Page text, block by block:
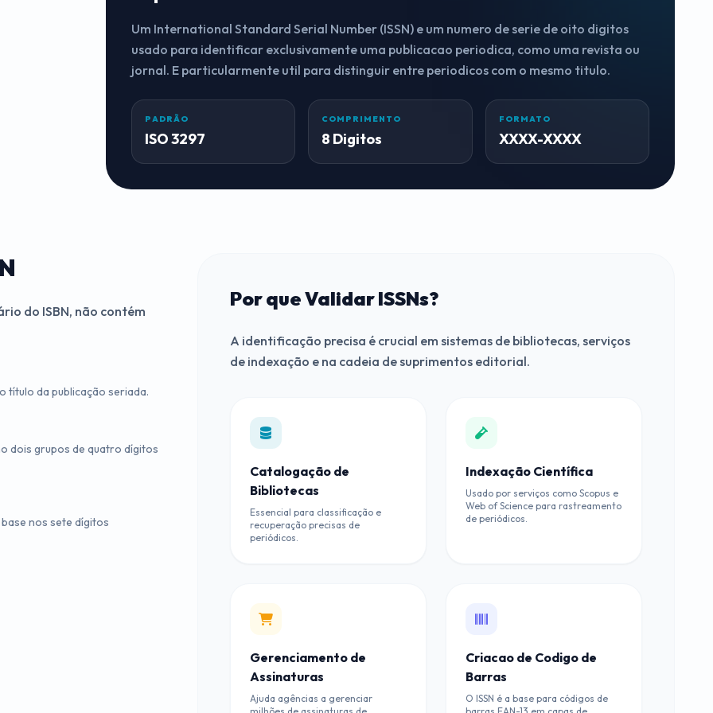
Um International Standard Serial Number (ISSN) e um numero de serie de oito digitos
usado para identificar exclusivamente uma publicacao periodica, como uma revista ou
jornal. E particularmente util para distinguir entre periodicos com o mesmo titulo.
PADRÃO
ISO 3297
COMPRIMENTO
8 Digitos
FORMATO
XXXX-XXXX
do ISBN, não contém
título da publicação seriada.
dois grupos de quatro dígitos
nos sete dígitos
Por que Validar ISSNs?
A identificação precisa é crucial em sistemas de bibliotecas, serviços
de indexação e na cadeia de suprimentos editorial.
Catalogação de
Bibliotecas
Essencial para classificação e
recuperação precisas de
periódicos.
Indexação Científica
Usado por serviços como Scopus e
Web of Science para rastreamento
de periódicos.
Gerenciamento de
Assinaturas
Ajuda agências a gerenciar
Criacao de Codigo de
Barras
O ISSN é a base para códigos de